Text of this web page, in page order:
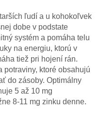
ľudí a u kohokoľvek
dobe v podstate
systém a pomáha telu
na energiu, ktorú v
tiež pri hojení rán.
potraviny, ktoré obsahujú
do zásoby. Optimálny
5 až 10 mg
8-11 mg zinku denne.